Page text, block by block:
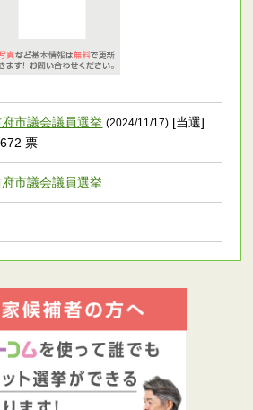
府市議会議員選挙 (2024/11/17) [当選]
票
府市議会議員選挙